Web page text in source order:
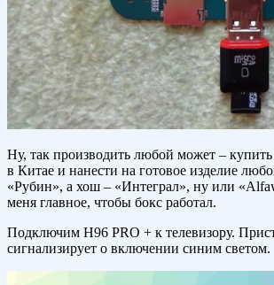
Ну, так производить любой может –
в Китае и нанести на готовое изделие
«Рубин», а хош – «Интеграл», ну или
меня главное, чтобы бокс работал.
Подключим H96 PRO + к телевизору.
сигнализирует о включении синим светом.